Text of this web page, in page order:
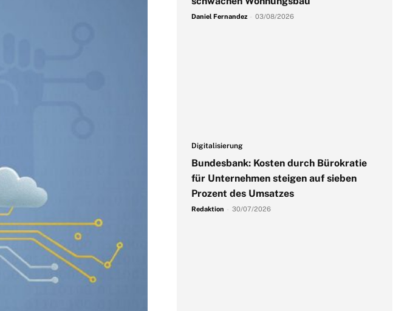
Daniel Fernandez 03/08/2026
Digitalisierung
Bundesbank: Kosten durch Bürokratie
für Unternehmen steigen auf sieben
Prozent des Umsatzes
Redaktion 30/07/2026